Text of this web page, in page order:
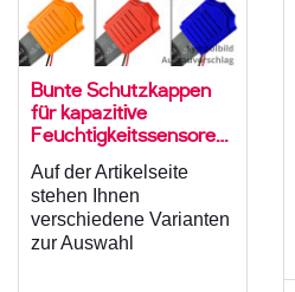
Bunte Schutzkappen
für kapazitive
Feuchtigkeitssensoren,
zur Auswahl, 3D PLA
Gehäuse
Auf der Artikelseite
stehen Ihnen
verschiedene Varianten
zur Auswahl